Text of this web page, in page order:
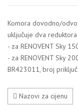
Komora dovodno/
uključuje dva
- za RENOVENT Sky
- za RENOVENT Sky
BR423011, broj
Nazovi za cijenu